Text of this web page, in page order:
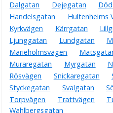
Dalgatan
Dejegatan
Handelsgatan
Hultenheims
Kyrkvägen
Kärrgatan
Ljunggatan
Lundgatan
Marieholmsvägen
Muraregatan
Myrgatan
Rösvägen
Snickaregatan
Styckegatan
Svalgatan
Torpvägen
Trattvägen
Wahlbergsgatan